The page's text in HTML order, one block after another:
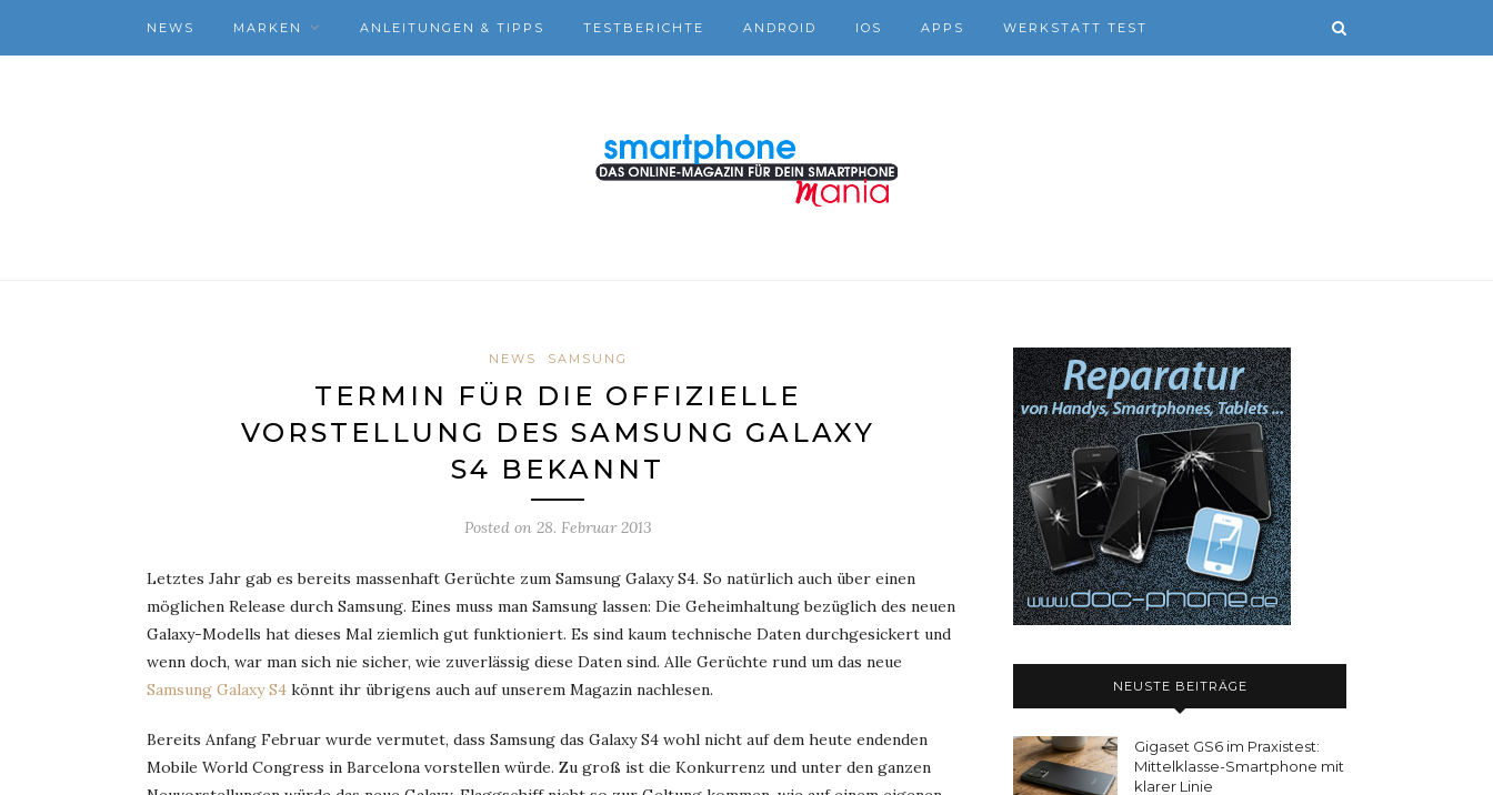
NEWS MARKEN ANLEITUNGEN & TIPPS TESTBERICHTE ANDROID IOS APPS WERKSTATT TEST
NEWS SAMSUNG
TERMIN FÜR DIE OFFIZIELLE
VORSTELLUNG DES SAMSUNG GALAXY
S4 BEKANNT
Posted on 28. Februar 2013
Letztes Jahr gab es bereits massenhaft Gerüchte zum Samsung Galaxy S4. So natürlich auch über einen
möglichen Release durch Samsung. Eines muss man Samsung lassen: Die Geheimhaltung bezüglich des neuen
Galaxy-Modells hat dieses Mal ziemlich gut funktioniert. Es sind kaum technische Daten durchgesickert und
wenn doch, war man sich nie sicher, wie zuverlässig diese Daten sind. Alle Gerüchte rund um das neue
Samsung Galaxy S4 könnt ihr übrigens auch auf unserem Magazin nachlesen.
Bereits Anfang Februar wurde vermutet, dass Samsung das Galaxy S4 wohl nicht auf dem heute endenden
Mobile World Congress in Barcelona vorstellen würde. Zu groß ist die Konkurrenz und unter den ganzen
NEUSTE BEITRÄGE
Gigaset GS6 im Praxistest:
Mittelklasse-Smartphone mit
klarer Linie